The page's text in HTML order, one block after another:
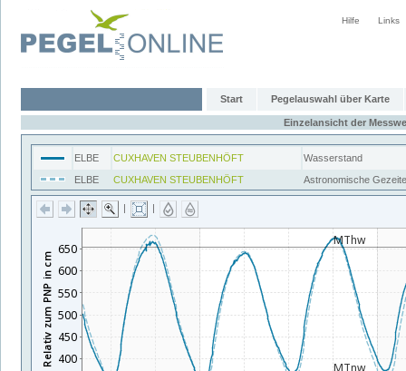
Hilfe Links
Start Pegelauswahl über Karte
Einzelansicht der
ELBE CUXHAVEN STEUBENHÖFT
Wasserstand
ELBE
CUXHAVEN STEUBENHÖFT Astronomische
| |